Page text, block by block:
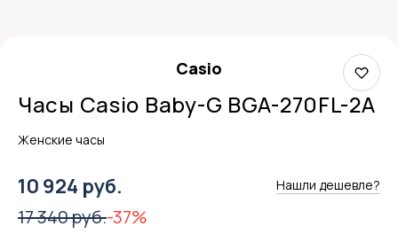
Casio
Часы Casio Baby-G BGA-270FL-2A
Женские часы
10 924 руб. Нашли дешевле?
17 340 руб.-37%